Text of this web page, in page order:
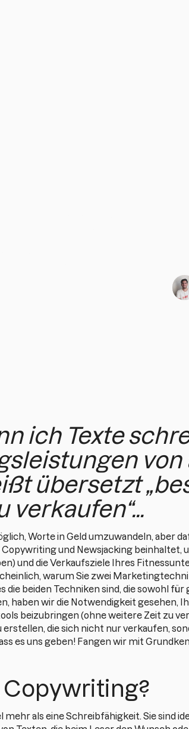
ich Texte
von
übersetzt
verkaufen“...
Worte in Geld umzuwandeln, aber
Copywriting und Newsjacking
und die Verkaufsziele Ihres
warum Sie zwei
die beiden Techniken sind, die sowohl
haben wir die Notwendigkeit gesehen,
beizubringen (ohne weitere Zeit zu
erstellen, die sich nicht nur verkaufen,
es uns geben! Fangen wir mit
Copywriting?
mehr als eine Schreibfähigkeit. Sie sind